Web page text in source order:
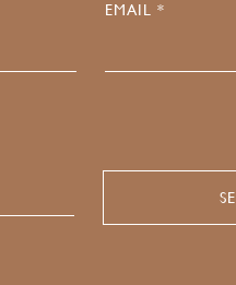
EMAIL *